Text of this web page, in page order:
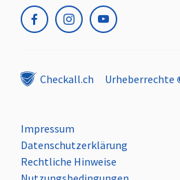
facebookinstagramyoutube
Checkall.ch Urheberrechte
Impressum
Datenschutzerklärung
Rechtliche Hinweise